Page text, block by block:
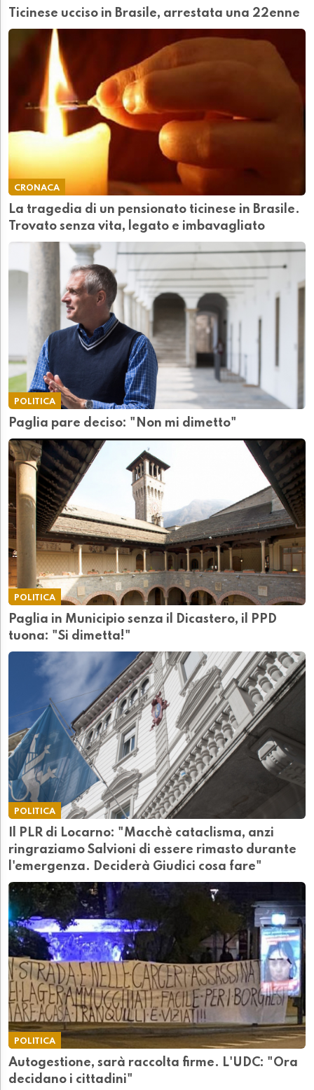
Ticinese ucciso in Brasile, arrestata una 22enne
CRONACA
La tragedia di un pensionato ticinese in Brasile.
Trovato senza vita, legato e imbavagliato
POLITICA
Paglia pare deciso: "Non mi dimetto"
POLITICA
Paglia in Municipio senza il Dicastero, il PPD
tuona: "Si dimetta!"
POLITICA
Il PLR di Locarno: "Macchè cataclisma, anzi
ringraziamo Salvioni di essere rimasto durante
l'emergenza. Deciderà Giudici cosa fare"
POLITICA
Autogestione, sarà raccolta firme. L'UDC: "Ora
decidano i cittadini"